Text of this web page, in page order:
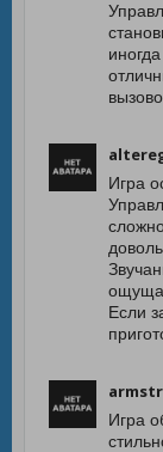
Игра
Если
Игра